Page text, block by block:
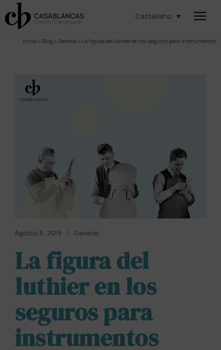
Castellano
Inicio » Blog » General » La figura del luthier en los seguros para instrumentos
Agosto 5, 2019 General
La figura del
luthier en los
seguros para
instrumentos